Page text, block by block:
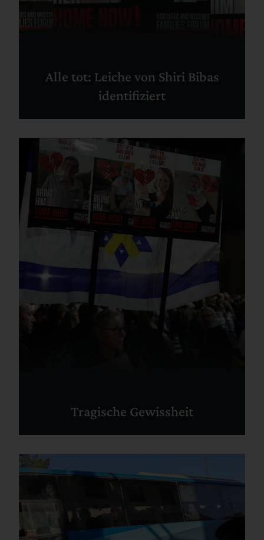
Alle tot: Leiche von Shiri Bibas
identifiziert
Tragische Gewissheit